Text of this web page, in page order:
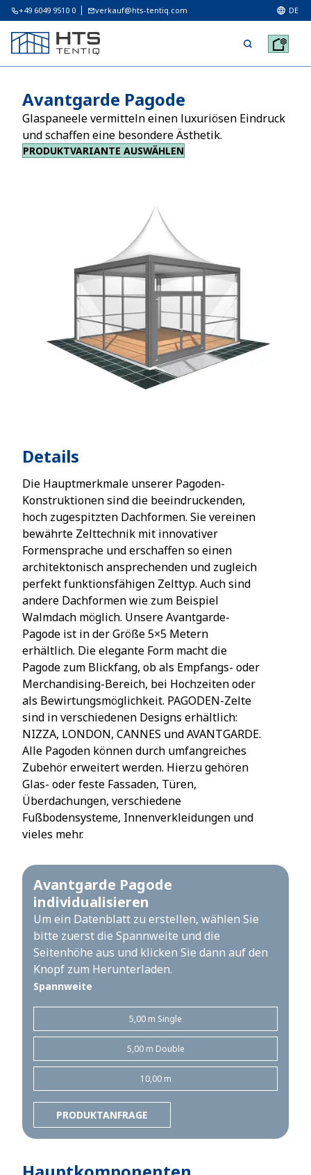
+49 6049 9510 0 verkauf@hts-tentiq.com DE
Avantgarde Pagode
Glaspaneele vermitteln einen luxuriösen Eindruck
und schaffen eine besondere Ästhetik.
PRODUKTVARIANTE AUSWÄHLEN
Details
Die Hauptmerkmale unserer Pagoden-
Konstruktionen sind die beeindruckenden,
hoch zugespitzten Dachformen. Sie vereinen
bewährte Zelttechnik mit innovativer
Formensprache und erschaffen so einen
architektonisch ansprechenden und zugleich
perfekt funktionsfähigen Zelttyp. Auch sind
andere Dachformen wie zum Beispiel
Walmdach möglich. Unsere Avantgarde-
Pagode ist in der Größe 5×5 Metern
erhältlich. Die elegante Form macht die
Pagode zum Blickfang, ob als Empfangs- oder
Merchandising-Bereich, bei Hochzeiten oder
als Bewirtungsmöglichkeit. PAGODEN-Zelte
sind in verschiedenen Designs erhältlich:
NIZZA, LONDON, CANNES und AVANTGARDE.
Alle Pagoden können durch umfangreiches
Zubehör erweitert werden. Hierzu gehören
Glas- oder feste Fassaden, Türen,
Überdachungen, verschiedene
Fußbodensysteme, Innenverkleidungen und
vieles mehr.
Avantgarde Pagode
individualisieren
Um ein Datenblatt zu erstellen, wählen Sie
bitte zuerst die Spannweite und die
Seitenhöhe aus und klicken Sie dann auf den
Knopf zum Herunterladen.
Spannweite
5,00 m Single
5,00 m Double
10,00 m
PRODUKTANFRAGE